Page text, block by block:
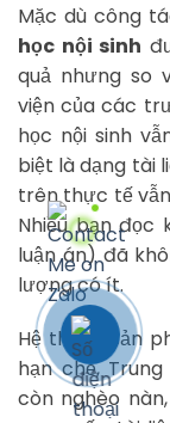
Mặc dù công
học nội sinh
quả nhưng so
viện của các
học nội sinh
biệt là dạng tài
trên thực tế
Nhiều bạn đọc
luận án) đã
lượng có ít.
Hệ thống sản
hạn chế,
còn nghèo